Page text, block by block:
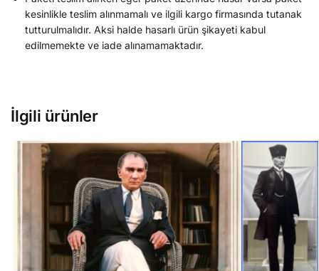
kesinlikle teslim alınmamalı ve ilgili kargo firmasında tutanak
tutturulmalıdır. Aksi halde hasarlı ürün şikayeti kabul
edilmemekte ve iade alınamamaktadır.
İlgili ürünler